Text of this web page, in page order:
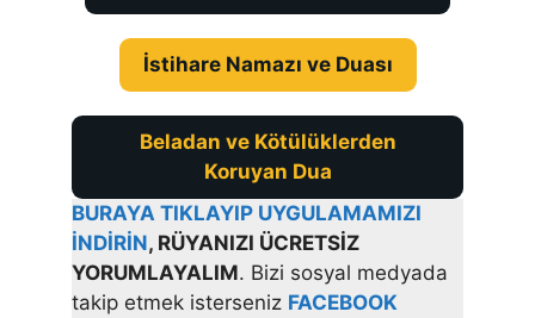
İstihare Namazı ve Duası
Beladan ve Kötülüklerden
Koruyan Dua
BURAYA TIKLAYIP UYGULAMAMIZI
İNDİRİN, RÜYANIZI ÜCRETSİZ
YORUMLAYALIM. Bizi sosyal medyada
takip etmek isterseniz FACEBOOK